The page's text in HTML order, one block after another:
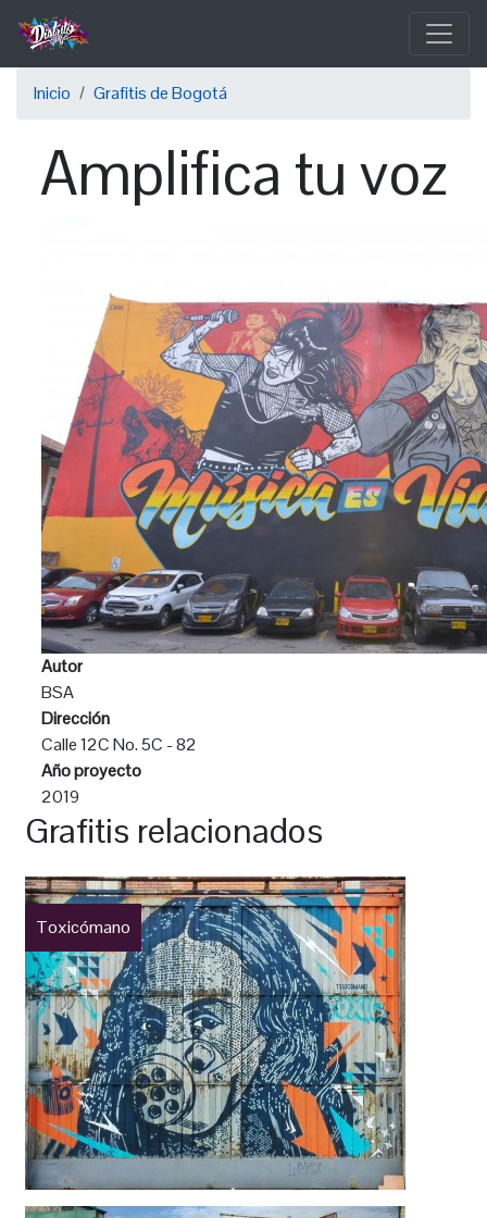
Pasar
contenido
principalSobrescribir
de
navegación
Inicio Grafitis de Bogotá
Amplifica tu voz
Autor
BSA
Dirección
Calle 12C No. 5C - 82
Año proyecto
2019
Grafitis relacionados
Toxicómano